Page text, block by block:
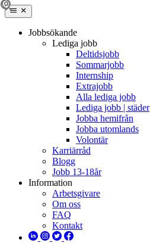
Jobbsökande
Lediga jobb
Deltidsjobb
Sommarjobb
Internship
Extrajobb
Alla lediga jobb
Lediga jobb | städer
Jobba hemifrån
Jobba utomlands
Volontär
Karriärråd
Blogg
Jobb 13-18år
Information
Arbetsgivare
Om oss
FAQ
Kontakt